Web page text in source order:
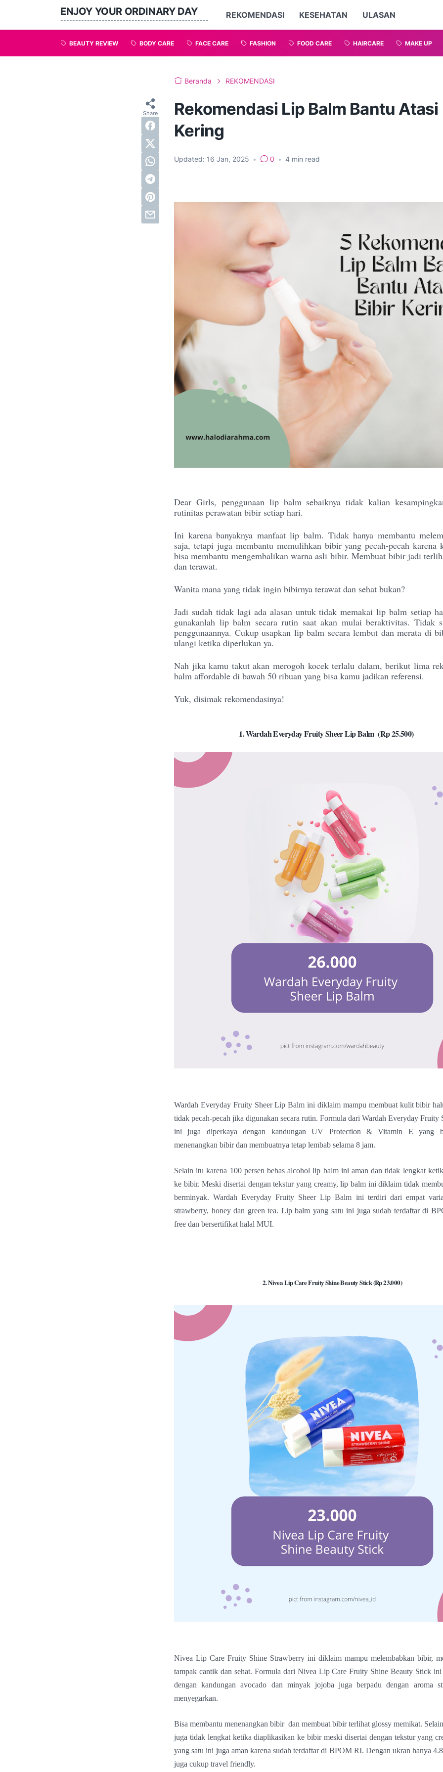
ENJOY YOUR ORDINARY DAY
--------------------------------------------------
REKOMENDASI KESEHATAN ULASAN
BEAUTY REVIEW BODY CARE FACE CARE FASHION FOOD CARE HAIRCARE MAKE UP
Beranda REKOMENDASI
Rekomendasi Lip Balm Bantu Atasi
Kering
Updated: 16 Jan, 2025 • 0 • 4 min read
Dear Girls, penggunaan lip balm sebaiknya tidak kalian
rutinitas perawatan bibir setiap hari.
Ini karena banyaknya manfaat lip balm. Tidak hanya membantu
saja, tetapi juga membantu memulihkan bibir yang pecah-pecah karena
bisa membantu mengembalikan warna asli bibir. Membuat bibir jadi
dan terawat.
Wanita mana yang tidak ingin bibirnya terawat dan sehat bukan?
Jadi sudah tidak lagi ada alasan untuk tidak memakai lip balm setiap
gunakanlah lip balm secara rutin saat akan mulai beraktivitas. Tidak
penggunaannya. Cukup usapkan lip balm secara lembut dan merata di
ulangi ketika diperlukan ya.
Nah jika kamu takut akan merogoh kocek terlalu dalam, berikut lima
balm affordable di bawah 50 ribuan yang bisa kamu jadikan referensi.
Yuk, disimak rekomendasinya!
1.Wardah Everyday Fruity Sheer Lip Balm (Rp 25.500)
Wardah Everyday Fruity Sheer Lip Balm ini diklaim mampu membuat kulit bibir
tidak pecah-pecah jika digunakan secara rutin. Formula dari Wardah Everyday Fruity
ini juga diperkaya dengan kandungan UV Protection & Vitamin E yang
menenangkan bibir dan membuatnya tetap lembab selama 8 jam.
Selain itu karena 100 persen bebas alcohol lip balm ini aman dan tidak lengkat
ke bibir. Meski disertai dengan tekstur yang creamy, lip balm ini diklaim tidak
berminyak. Wardah Everyday Fruity Sheer Lip Balm ini terdiri dari empat
strawberry, honey dan green tea. Lip balm yang satu ini juga sudah terdaftar di
free dan bersertifikat halal MUI.
2. Nivea Lip Care Fruity Shine Beauty Stick (Rp 23.000)
Nivea Lip Care Fruity Shine Strawberry ini diklaim mampu melembabkan bibir,
tampak cantik dan sehat. Formula dari Nivea Lip Care Fruity Shine Beauty Stick
dengan kandungan avocado dan minyak jojoba juga berpadu dengan aroma
menyegarkan.
Bisa membantu menenangkan bibir dan membuat bibir terlihat glossy memikat.
juga tidak lengkat ketika diaplikasikan ke bibir meski disertai dengan tekstur yang
yang satu ini juga aman karena sudah terdaftar di BPOM RI. Dengan ukran hanya
juga cukup travel friendly.